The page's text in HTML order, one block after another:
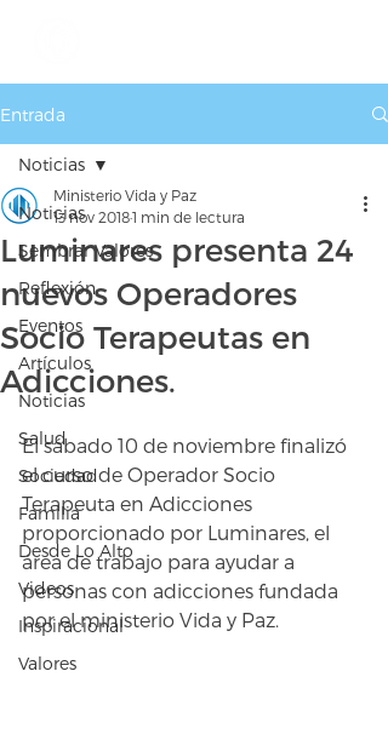
Entrada
Noticias
Sembrar Valores
Reflexión
Eventos
Artículos
Noticias
Salud
Sociedad
Familia
Desde Lo Alto
Videos
Inspiracional
Valores
Noticias
Luminares presenta 24
nuevos Operadores
Socio Terapeutas en
Adicciones.
Ministerio Vida y Paz
13 nov 20181 min de lectura
El sábado 10 de noviembre finalizó
el curso de Operador Socio
Terapeuta en Adicciones
proporcionado por Luminares, el
área de trabajo para ayudar a
personas con adicciones fundada
por el ministerio Vida y Paz.